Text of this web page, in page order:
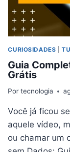
CURIOSIDADES |
Guia
Grátis
Por tecnologia
Você já ficou
aquele vídeo,
ou chamar um